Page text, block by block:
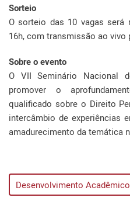
Sorteio
O sorteio das 10 vagas será
16h, com transmissão ao vivo
Sobre o evento
O VII Seminário Nacional
promover o
qualificado sobre o Direito
intercâmbio de experiências
amadurecimento da temática
Desenvolvimento Acadêmico